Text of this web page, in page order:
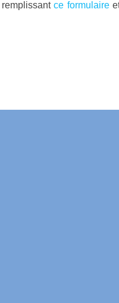
remplissantce formulaire